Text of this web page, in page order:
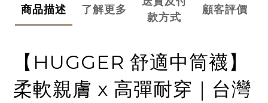
商品描述 了解更多
款方式
顧客評價
【HUGGER 舒適中筒襪】
柔軟親膚 x 高彈耐穿｜台灣